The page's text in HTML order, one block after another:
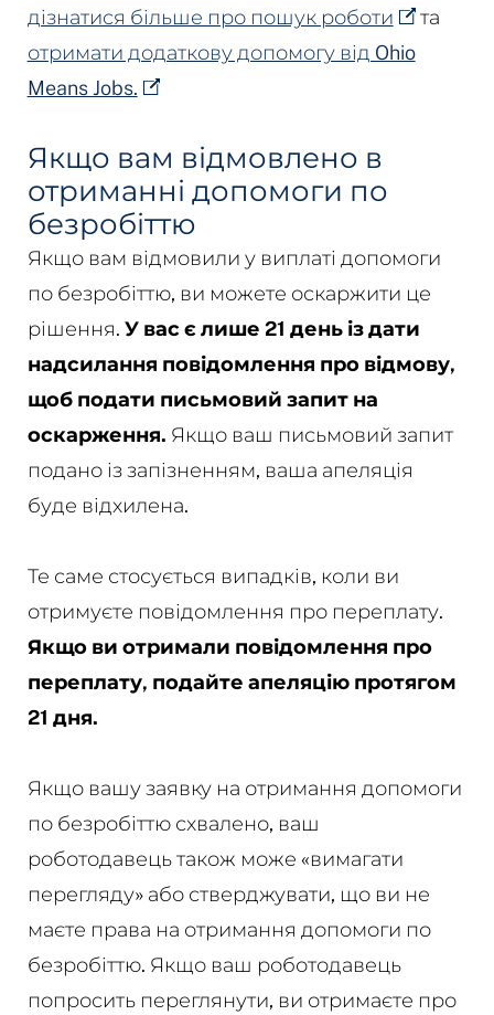
дізнатися більше про пошук роботи
та
отримати додаткову допомогу від Ohio
Means Jobs.
Якщо вам відмовлено в
отриманні допомоги по
безробіттю
Якщо вам відмовили у виплаті допомоги
по безробіттю, ви можете оскаржити це
рішення. У вас є лише 21 день із дати
надсилання повідомлення про відмову,
щоб подати письмовий запит на
оскарження. Якщо ваш письмовий запит
подано із запізненням, ваша апеляція
буде відхилена.
Те саме стосується випадків, коли ви
отримуєте повідомлення про переплату.
Якщо ви отримали повідомлення про
переплату, подайте апеляцію протягом
21 дня.
Якщо вашу заявку на отримання допомоги
по безробіттю схвалено, ваш
роботодавець також може «вимагати
перегляду» або стверджувати, що ви не
маєте права на отримання допомоги по
безробіттю. Якщо ваш роботодавець
попросить переглянути, ви отримаєте про